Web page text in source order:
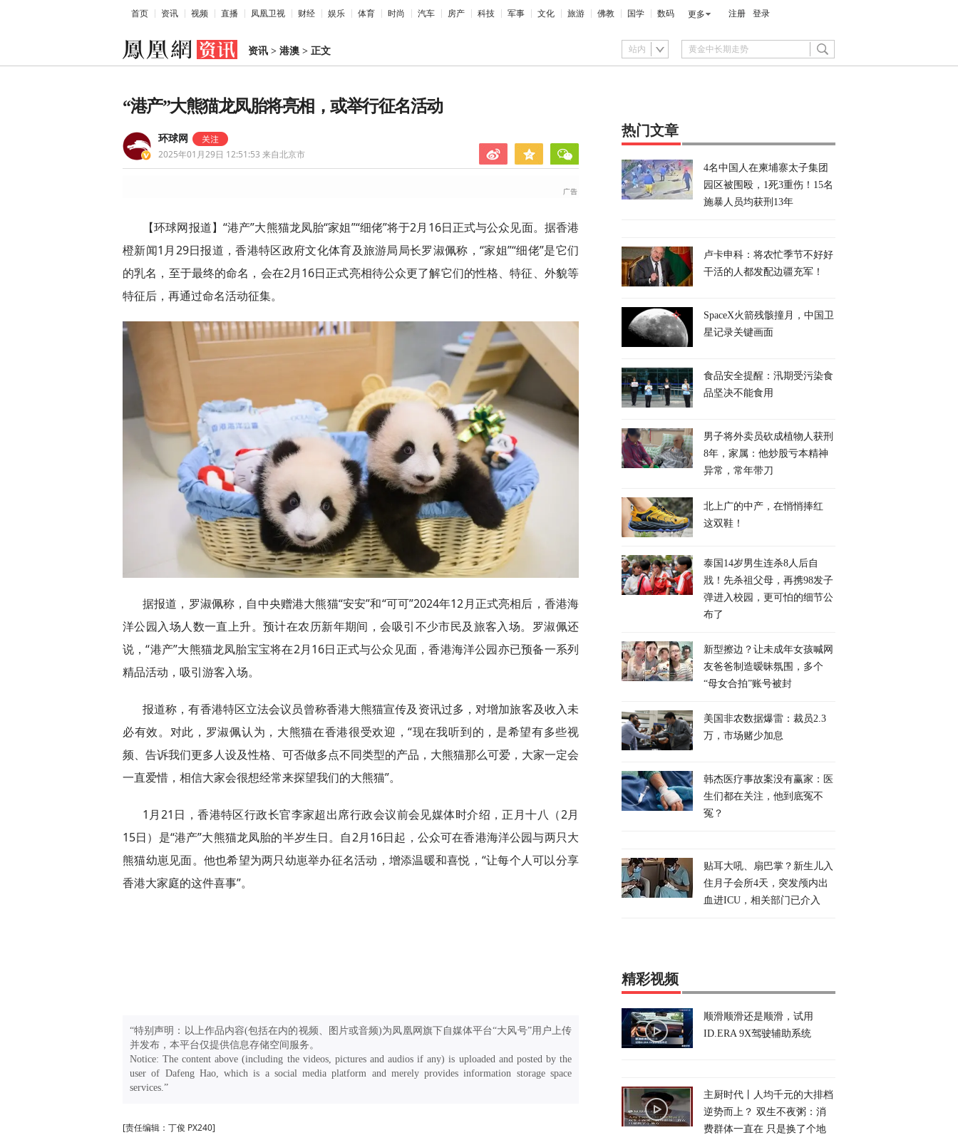
首页 资讯 视频 直播 凤凰卫视 财经 娱乐 体育 时尚 汽车 房产 科技 军事 文化 旅游 佛教 国学 数码 更多 注册 登录
资讯 > 港澳 > 正文 站内
“港产”大熊猫龙凤胎将亮相，或举行征名活动
环球网
2025年01月29日 12:51:53 来自北京市
【环球网报道】“港产”大熊猫龙凤胎“家姐”“细佬”将于2月16日正式与公众见面。据香港
橙新闻1月29日报道，香港特区政府文化体育及旅游局局长罗淑佩称，“家姐”“细佬”是它们
的乳名，至于最终的命名，会在2月16日正式亮相待公众更了解它们的性格、特征、外貌等
特征后，再通过命名活动征集。
据报道，罗淑佩称，自中央赠港大熊猫“安安”和“可可”2024年12月正式亮相后，香港海
洋公园入场人数一直上升。预计在农历新年期间，会吸引不少市民及旅客入场。罗淑佩还
说，“港产”大熊猫龙凤胎宝宝将在2月16日正式与公众见面，香港海洋公园亦已预备一系列
精品活动，吸引游客入场。
报道称，有香港特区立法会议员曾称香港大熊猫宣传及资讯过多，对增加旅客及收入未
必有效。对此，罗淑佩认为，大熊猫在香港很受欢迎，“现在我听到的，是希望有多些视
频、告诉我们更多人设及性格、可否做多点不同类型的产品，大熊猫那么可爱，大家一定会
一直爱惜，相信大家会很想经常来探望我们的大熊猫”。
1月21日，香港特区行政长官李家超出席行政会议前会见媒体时介绍，正月十八（2月
15日）是“港产”大熊猫龙凤胎的半岁生日。自2月16日起，公众可在香港海洋公园与两只大
熊猫幼崽见面。他也希望为两只幼崽举办征名活动，增添温暖和喜悦，“让每个人可以分享
香港大家庭的这件喜事”。
“特别声明：以上作品内容(包括在内的视频、图片或音频)为凤凰网旗下自媒体平台“大风号”用户上传
并发布，本平台仅提供信息存储空间服务。
Notice: The content above (including the videos, pictures and audios if any) is uploaded and posted by the
user of Dafeng Hao, which is a social media platform and merely provides information storage space
services.”
[责任编辑：丁俊 PX240]
热门文章
4名中国人在柬埔寨太子集团
园区被围殴，1死3重伤！15名
施暴人员均获刑13年
卢卡申科：将农忙季节不好好
干活的人都发配边疆充军！
SpaceX火箭残骸撞月，中国卫
星记录关键画面
食品安全提醒：汛期受污染食
品坚决不能食用
男子将外卖员砍成植物人获刑
8年，家属：他炒股亏本精神
异常，常年带刀
北上广的中产，在悄悄捧红
这双鞋！
泰国14岁男生连杀8人后自
戕！先杀祖父母，再携98发子
弹进入校园，更可怕的细节公
布了
新型擦边？让未成年女孩喊网
友爸爸制造暧昧氛围，多个
“母女合拍”账号被封
美国非农数据爆雷：裁员2.3
万，市场赌少加息
韩杰医疗事故案没有赢家：医
生们都在关注，他到底冤不
冤？
贴耳大吼、扇巴掌？新生儿入
住月子会所4天，突发颅内出
血进ICU，相关部门已介入
精彩视频
顺滑顺滑还是顺滑，试用
ID.ERA 9X驾驶辅助系统
主厨时代丨人均千元的大排档
逆势而上？ 双生不夜粥：消
费群体一直在 只是换了个地